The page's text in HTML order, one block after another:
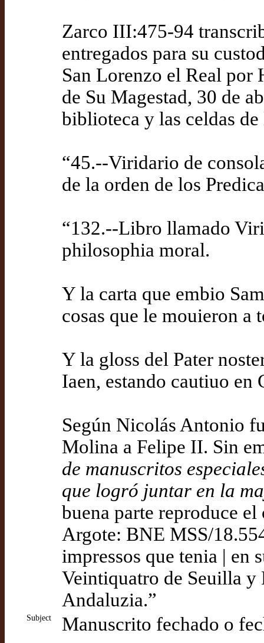
Zarco III:475-94
entregados para su
San Lorenzo el Real por
de Su Magestad, 30 de
biblioteca y las celdas
“45.--Viridario de
de la orden de los
“132.--Libro llamado
philosophia moral.
Y la carta que embio
cosas que le mouieron a
Y la gloss del Pater
Iaen, estando cautiuo en
Según Nicolás Antonio
Molina a Felipe II. Sin
de manuscritos
que logró juntar en la
buena parte reproduce
Argote: BNE MSS/
impressos que tenia | en
Veintiquatro de Seuilla y
Andaluzia.”
Subject Manuscrito fechado o